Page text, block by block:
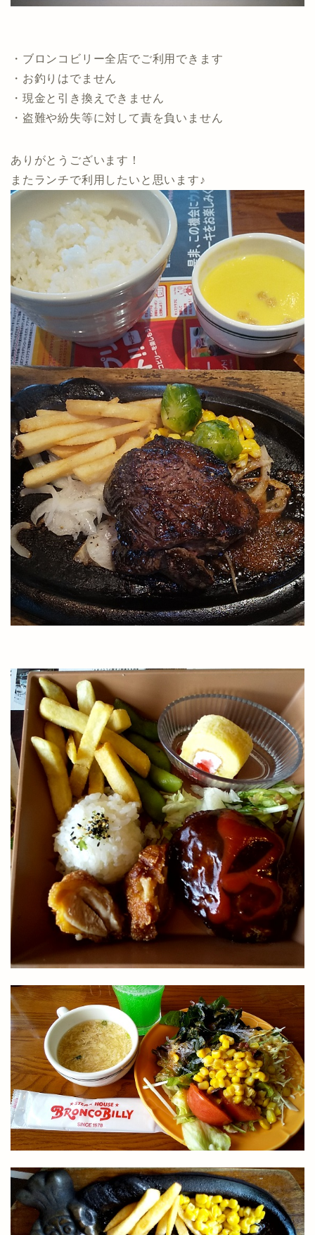
・ブロンコビリー全店でご利用できます
・お釣りはでません
・現金と引き換えできません
・盗難や紛失等に対して責を負いません
ありがとうございます！
またランチで利用したいと思います♪